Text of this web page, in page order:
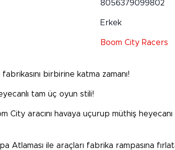
8056379099802
Erkek
Boom City Racers
birbirine katma zamanı!
tam üç oyun stili!
City aracını havaya uçurup müthiş
Atlaması ile araçları fabrika rampasına